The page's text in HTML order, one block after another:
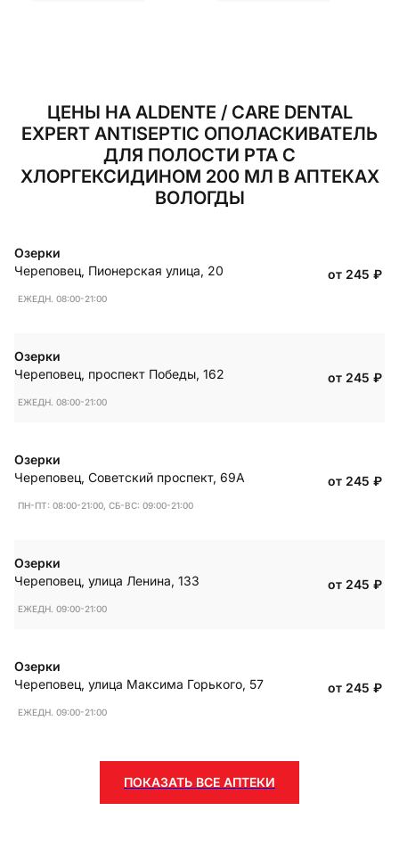
ЦЕНЫ НА ALDENTE / CARE DENTAL
EXPERT ANTISEPTIC ОПОЛАСКИВАТЕЛЬ
ДЛЯ ПОЛОСТИ РТА C
ХЛОРГЕКСИДИНОМ 200 МЛ В АПТЕКАХ
ВОЛОГДЫ
Озерки
Череповец, Пионерская улица, 20
ЕЖЕДН. 08:00-21:00
от 245 ₽
Озерки
Череповец, проспект Победы, 162
ЕЖЕДН. 08:00-21:00
от 245 ₽
Озерки
Череповец, Советский проспект, 69А
ПН-ПТ: 08:00-21:00, СБ-ВС: 09:00-21:00
от 245 ₽
Озерки
Череповец, улица Ленина, 133
ЕЖЕДН. 09:00-21:00
от 245 ₽
Озерки
Череповец, улица Максима Горького, 57
ЕЖЕДН. 09:00-21:00
от 245 ₽
ПОКАЗАТЬ ВСЕ АПТЕКИ